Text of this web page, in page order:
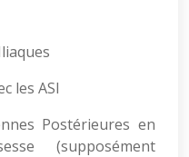
les ASI
Postérieures en
(supposément